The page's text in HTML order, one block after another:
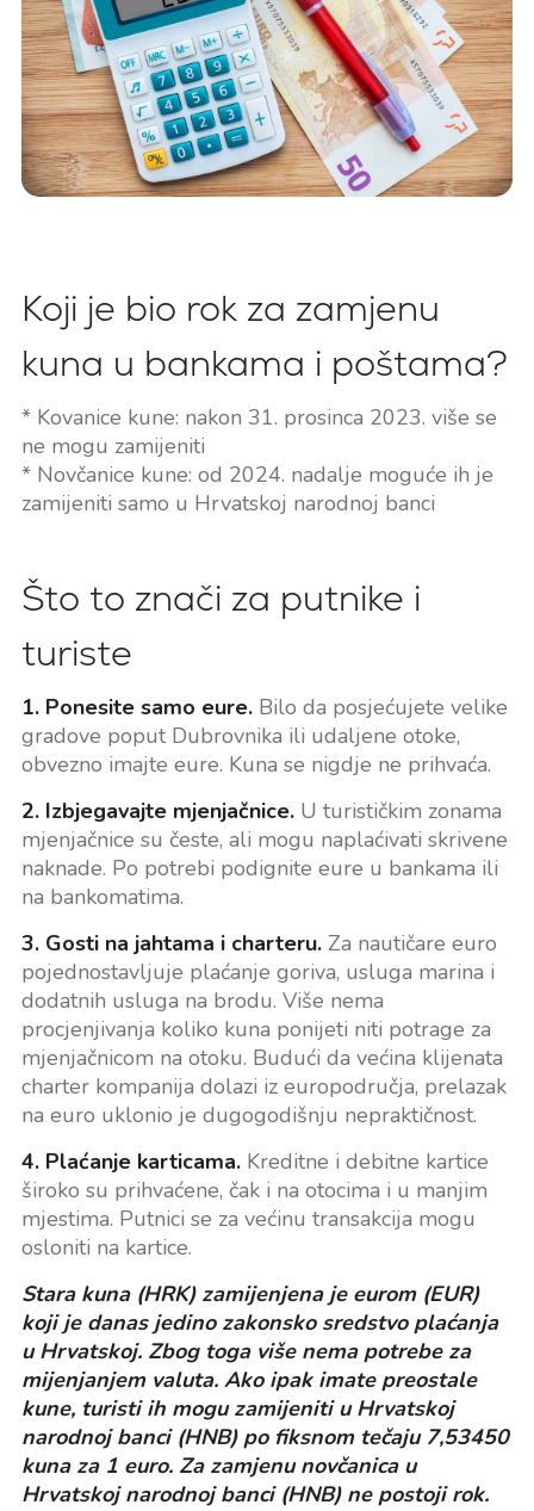
Koji je bio rok za zamjenu
kuna u bankama i poštama?
* Kovanice kune: nakon 31. prosinca 2023. više se
ne mogu zamijeniti
* Novčanice kune: od 2024. nadalje moguće ih je
zamijeniti samo u Hrvatskoj narodnoj banci
Što to znači za putnike i
turiste
1. Ponesite samo eure.Bilo da posjećujete velike
gradove poput Dubrovnika ili udaljene otoke,
obvezno imajte eure. Kuna se nigdje ne prihvaća.
2. Izbjegavajte mjenjačnice.U turističkim zonama
mjenjačnice su česte, ali mogu naplaćivati skrivene
naknade. Po potrebi podignite eure u bankama ili
na bankomatima.
3. Gosti na jahtama i charteru.Za nautičare euro
pojednostavljuje plaćanje goriva, usluga marina i
dodatnih usluga na brodu. Više nema
procjenjivanja koliko kuna ponijeti niti potrage za
mjenjačnicom na otoku. Budući da većina klijenata
charter kompanija dolazi iz europodručja, prelazak
na euro uklonio je dugogodišnju nepraktičnost.
4. Plaćanje karticama.Kreditne i debitne kartice
široko su prihvaćene, čak i na otocima i u manjim
mjestima. Putnici se za većinu transakcija mogu
osloniti na kartice.
Stara kuna (HRK) zamijenjena je eurom (EUR)
koji je danas jedino zakonsko sredstvo plaćanja
u Hrvatskoj. Zbog toga više nema potrebe za
mijenjanjem valuta. Ako ipak imate preostale
kune, turisti ih mogu zamijeniti u Hrvatskoj
narodnoj banci (HNB) po fiksnom tečaju 7,53450
kuna za 1 euro. Za zamjenu novčanica u
Hrvatskoj narodnoj banci (HNB) ne postoji rok.